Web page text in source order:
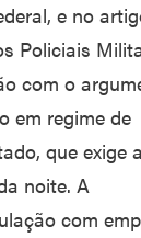
e no
Policiais
com o
em regime de
que exige a
noite. A
com